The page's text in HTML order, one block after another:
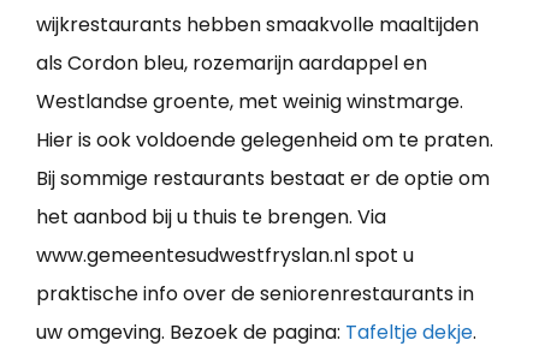
wijkrestaurants hebben smaakvolle maaltijden
als Cordon bleu, rozemarijn aardappel en
Westlandse groente, met weinig winstmarge.
Hier is ook voldoende gelegenheid om te praten.
Bij sommige restaurants bestaat er de optie om
het aanbod bij u thuis te brengen. Via
www.gemeentesudwestfryslan.nl spot u
praktische info over de seniorenrestaurants in
uw omgeving. Bezoek de pagina: Tafeltje dekje.